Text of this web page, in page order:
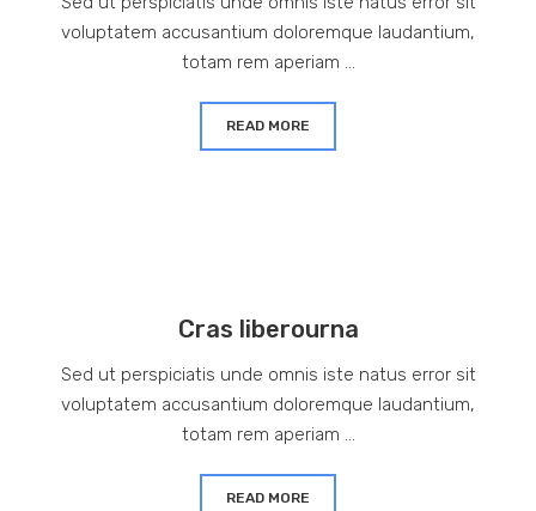
voluptatem accusantium doloremque laudantium,
totam rem aperiam ...
READ MORE
Cras liberourna
Sed ut perspiciatis unde omnis iste natus error sit
voluptatem accusantium doloremque laudantium,
totam rem aperiam ...
READ MORE